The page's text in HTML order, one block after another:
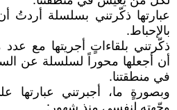
عبارتها ذكّرتني بسلسلة أردتُ
بالإحباط.
ذكّرتني بلقاءاتٍ أجريتها مع
أن أجعلها محوراً لسلسلة عن
في منطقتنا.
وبصورةٍ ما، أجبرتني